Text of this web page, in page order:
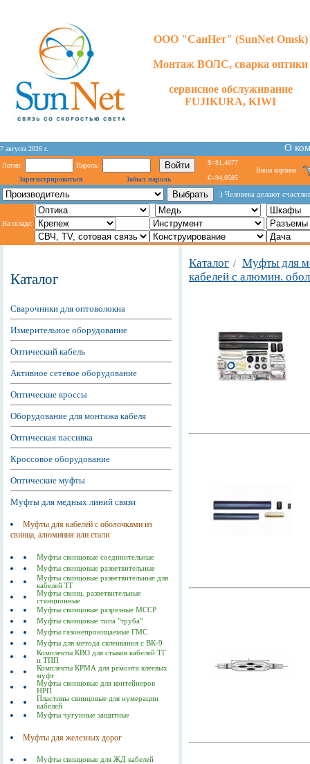
ООО "СанНет" (SunNet Omsk)
Монтаж ВОЛС, сварка оптики
сервисное обслуживание
FUJIKURA, KIWI
7 августа 2026 г. О
Логин:
Пароль:
Зарегистрироваться
Забыл пароль
$=81,4077
€=94,0585
Ваша корзина
:) Человека делают
На складе:
Каталог
Сварочники для оптоволокна
Измерительное оборудование
Оптический кабель
Активное сетевое оборудование
Оптические кроссы
Оборудование для монтажа кабеля
Оптическая пассивка
Кроссовое оборудование
Оптические муфты
Муфты для медных линий связи
Муфты для кабелей с оболочками из
свинца, алюминия или стали
Муфты свинцовые соединительные
Муфты свинцовые разветвительные
Муфты свинцовые разветвительные для
кабелей ТГ
Муфты свинц. разветвительные
станционные
Муфты свинцовые разрезные МССР
Муфты свинцовые типа "труба"
Муфты газонепроницаемые ГМС
Муфты для метода склеивания с ВК-9
Комплекты КВО для стыков кабелей ТГ
и ТПП
Комплекты КРМА для ремонта клеевых
муфт
Муфты свинцовые для контейнеров
НРП
Пластины свинцовые для нумерации
кабелей
Муфты чугунные защитные
Муфты для железных дорог
Муфты свинцовые для ЖД кабелей
Каталог / Муфты для
кабелей с алюмин.